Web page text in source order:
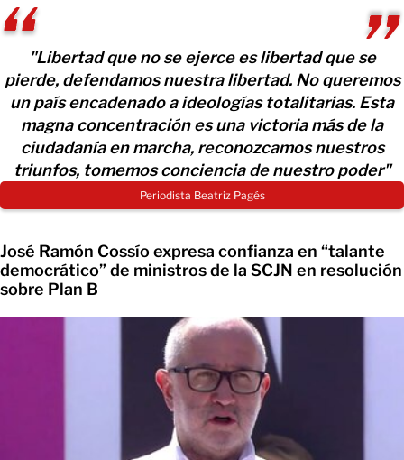
"Libertad que no se ejerce es libertad que se
pierde, defendamos nuestra libertad. No queremos
un país encadenado a ideologías totalitarias. Esta
magna concentración es una victoria más de la
ciudadanía en marcha, reconozcamos nuestros
triunfos, tomemos conciencia de nuestro poder"
Periodista Beatriz Pagés
José Ramón Cossío expresa confianza en “talante
democrático” de ministros de la SCJN en resolución
sobre Plan B